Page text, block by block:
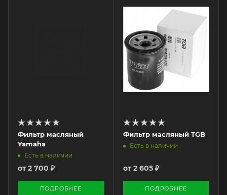
Фильтр масляный
Yamaha
Есть в наличии
от2 700 ₽
ПОДРОБНЕЕ
Фильтр масляный TGB
Есть в наличии
от2 605 ₽
ПОДРОБНЕЕ